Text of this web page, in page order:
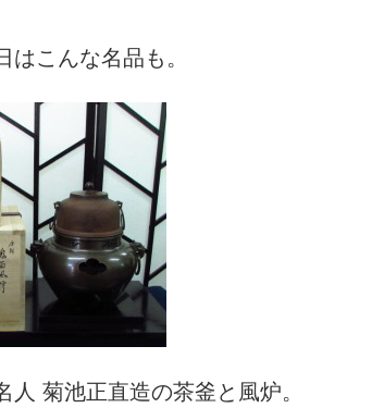
はこんな名品も。
人 菊池正直造の茶釜と風炉。